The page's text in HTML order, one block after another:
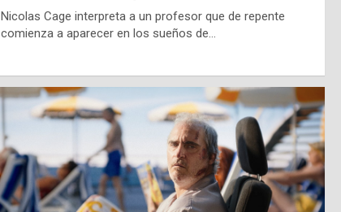
Nicolas Cage interpreta a un profesor que de repente
comienza a aparecer en los sueños de…